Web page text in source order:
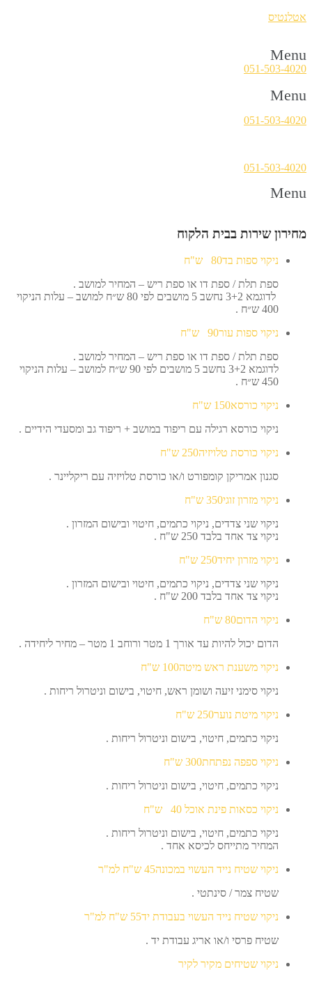
אטלנטיס
Menu
051-503-4020
Menu
051-503-4020
051-503-4020
Menu
מחירון שירות בבית הלקוח
ניקוי ספות בד80 ש"ח
ספת תלת / ספת דו או ספת ריש – המחיר למושב .
לדוגמא 3+2 נחשב 5 מושבים לפי 80 ש״ח למושב – עלות הניקוי
400 ש״ח .
ניקוי ספות עור90
ש"ח
ספת תלת / ספת דו או ספת ריש – המחיר למושב .
לדוגמא 3+2 נחשב 5 מושבים לפי 90 ש״ח למושב – עלות הניקוי
450 ש״ח .
ניקוי כורסא150 ש"ח
ניקוי כורסא רגילה עם ריפוד במושב + ריפוד גב ומסעדי הידיים .
ניקוי כורסת טלויזיה250 ש"ח
סגנון אמריקן קומפורט ו/או כורסת טלויזיה עם ריקליינר .
ניקוי מזרון זוגי350 ש"ח
ניקוי שני צדדים, ניקוי כתמים, חיטוי ובישום המזרון .
ניקוי צד אחד בלבד 250 ש"ח .
ניקוי מזרון יחיד250 ש"ח
ניקוי שני צדדים, ניקוי כתמים, חיטוי ובישום המזרון .
ניקוי צד אחד בלבד 200 ש"ח .
ניקוי הדום80 ש"ח
הדום יכול להיות עד אורך 1 מטר ורוחב 1 מטר – מחיר ליחידה .
ניקוי משענת ראש מיטה100 ש"ח
ניקוי סימני זיעה ושומן ראש, חיטוי, בישום וניטרול ריחות .
ניקוי מיטת נוער250 ש"ח
ניקוי כתמים, חיטוי, בישום וניטרול ריחות .
ניקוי ספפה נפתחת300 ש"ח
ניקוי כתמים, חיטוי, בישום וניטרול ריחות .
ניקוי כסאות פינת אוכל 40
ש"ח
ניקוי כתמים, חיטוי, בישום וניטרול ריחות .
המחיר מתייחס לכיסא אחד .
ניקוי שטיח נייד העשוי במכונה45 ש"ח למ"ר
שטיח צמר / סינתטי .
ניקוי שטיח נייד העשוי בעבודת יד55 ש"ח למ"ר
שטיח פרסי ו/או אריג עבודת יד .
ניקוי שטיחים מקיר לקיר